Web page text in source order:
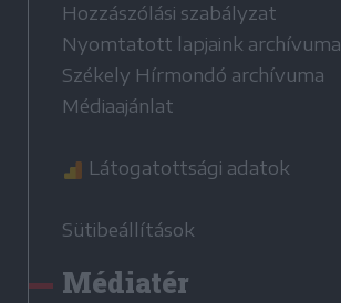
Hozzászólási szabályzat
Nyomtatott lapjaink archívuma
Székely Hírmondó archívuma
Médiaajánlat
Látogatottsági adatok
Sütibeállítások
Médiatér